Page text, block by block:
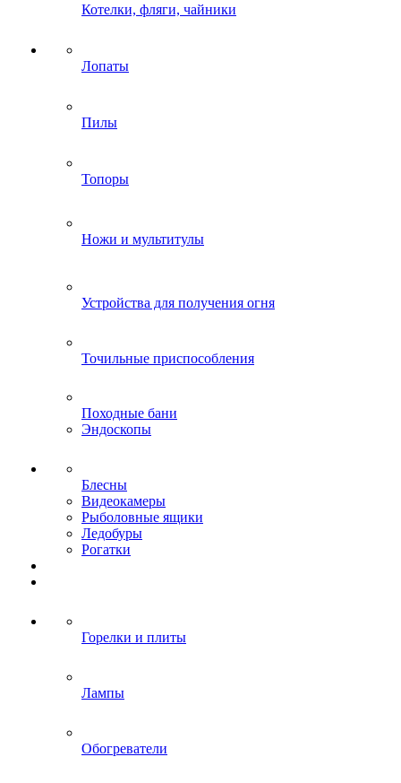
Котелки, фляги, чайники
Лопаты
Пилы
Топоры
Ножи и мультитулы
Устройства для получения огня
Точильные приспособления
Походные бани
Эндоскопы
Блесны
Видеокамеры
Рыболовные ящики
Ледобуры
Рогатки
Горелки и плиты
Лампы
Обогреватели